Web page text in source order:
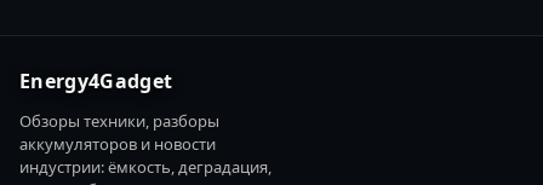
Energy4Gadget
Обзоры техники, разборы
аккумуляторов и новости
индустрии: ёмкость, деградация,